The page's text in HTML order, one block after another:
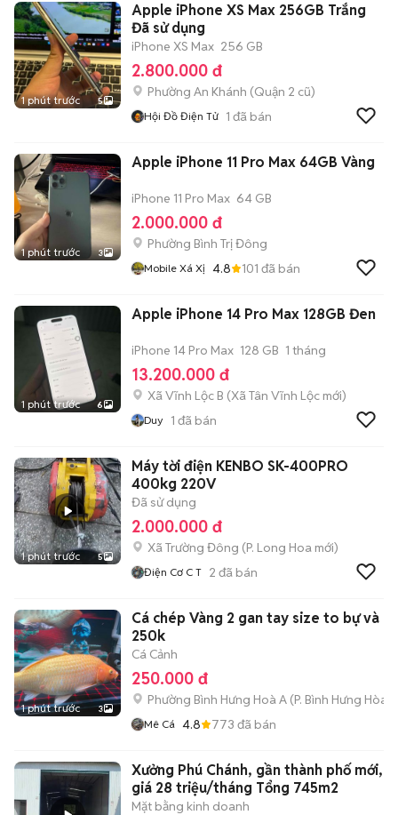
1 phút trước 5
Apple iPhone XS Max 256GB Trắng
Đã sử dụng
iPhone XS Max 256 GB
2.800.000 đ
Phường An Khánh (Quận 2 cũ)
Hội Đồ Điện Tử 1 đã bán
1 phút trước 3
Apple iPhone 11 Pro Max 64GB Vàng
iPhone 11 Pro Max 64 GB
2.000.000 đ
Phường Bình Trị Đông
Mobile Xá Xị 4.8 101 đã bán
1 phút trước 6
Apple iPhone 14 Pro Max 128GB Đen
iPhone 14 Pro Max 128 GB 1 tháng
13.200.000 đ
Xã Vĩnh Lộc B (Xã Tân Vĩnh Lộc mới)
Duy 1 đã bán
1 phút trước 5
Máy tời điện KENBO SK-400PRO
400kg 220V
Đã sử dụng
2.000.000 đ
Xã Trường Đông (P. Long Hoa mới)
Điện Cơ C T 2 đã bán
1 phút trước 3
Cá chép Vàng 2 gan tay size to bự và
250k
Cá Cảnh
250.000 đ
Phường Bình Hưng Hoà A (P. Bình Hưng Hòa
Mê Cá 4.8 773 đã bán
Xưởng Phú Chánh, gần thành phố mới,
giá 28 triệu/tháng Tổng 745m2
Mặt bằng kinh doanh